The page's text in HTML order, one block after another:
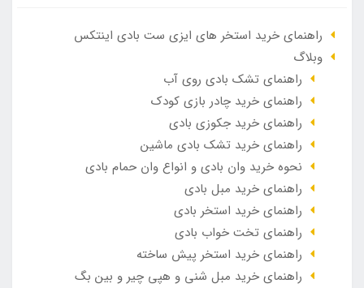
راهنمای خرید استخر های ایزی ست بادی اینتکس
وبلاگ
راهنمای تشک بادی روی آب
راهنمای خرید چادر بازی کودک
راهنمای خرید جکوزی بادی
راهنمای خرید تشک بادی ماشین
نحوه خرید وان بادی و انواع وان حمام بادی
راهنمای خرید مبل بادی
راهنمای خرید استخر بادی
راهنمای تخت خواب بادی
راهنمای خرید استخر پیش ساخته
راهنمای خرید مبل شنی و هپی چیر و بین بگ